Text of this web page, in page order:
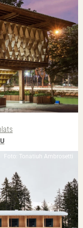
Foto: Tonatiuh Ambrosetti